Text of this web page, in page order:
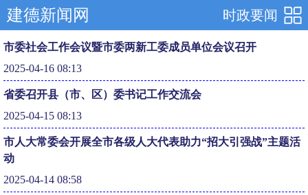
时政要闻
建德新闻网
市委社会工作会议暨市委两新工委成员单位会议召开
2025-04-16 08:13
省委召开县（市、区）委书记工作交流会
2025-04-15 08:13
市人大常委会开展全市各级人大代表助力“招大引强战”主题活
动
2025-04-14 08:58